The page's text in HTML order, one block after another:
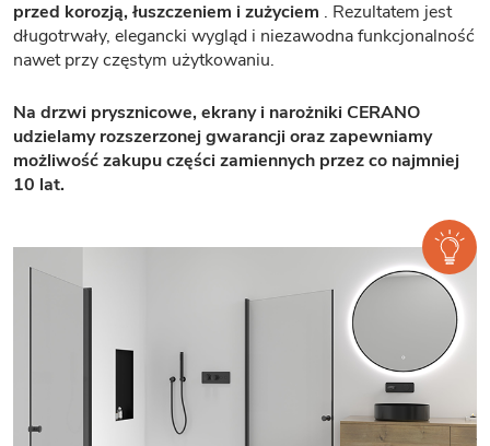
przed korozją, łuszczeniem i zużyciem . Rezultatem jest
długotrwały, elegancki wygląd i niezawodna funkcjonalność
nawet przy częstym użytkowaniu.
Na drzwi prysznicowe, ekrany i narożniki CERANO
udzielamy rozszerzonej gwarancji oraz zapewniamy
możliwość zakupu części zamiennych przez co najmniej
10 lat.